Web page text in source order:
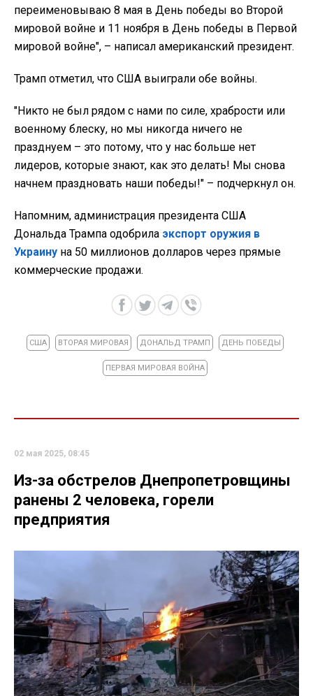
переименовываю 8 мая в День победы во Второй
мировой войне и 11 ноября в День победы в Первой
мировой войне", – написал американский президент.
Трамп отметил, что США выиграли обе войны.
"Никто не был рядом с нами по силе, храбрости или
военному блеску, но мы никогда ничего не
празднуем – это потому, что у нас больше нет
лидеров, которые знают, как это делать! Мы снова
начнем праздновать наши победы!" – подчеркнул он.
Напомним, администрация президента США
Дональда Трампа одобрила экспорт оружия в
Украину на 50 миллионов долларов через прямые
коммерческие продажи.
США ВТОРАЯ МИРОВАЯ ДОНАЛЬД ТРАМП ДЕНЬ ПОБЕДЫ
ПЕРВАЯ МИРОВАЯ ВОЙНА
02 мая 2025, 08:45
Из-за обстрелов Днепропетровщины
ранены 2 человека, горели
предприятия